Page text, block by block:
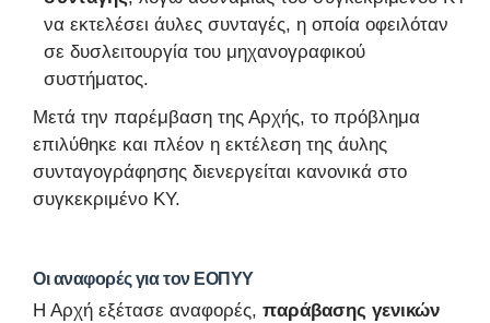
να εκτελέσει άυλες συνταγές, η οποία οφειλόταν
σε δυσλειτουργία του μηχανογραφικού
συστήματος.
Μετά την παρέμβαση της Αρχής, το πρόβλημα
επιλύθηκε και πλέον η εκτέλεση της άυλης
συνταγογράφησης διενεργείται κανονικά στο
συγκεκριμένο ΚΥ.
Οι αναφορές για τον ΕΟΠΥΥ
Η Αρχή εξέτασε αναφορές, παράβασης γενικών